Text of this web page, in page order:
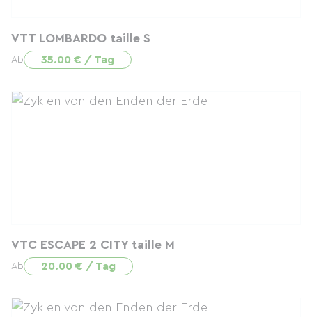
VTT LOMBARDO taille S
Ab 35.00 € / Tag
VTC ESCAPE 2 CITY taille M
Ab 20.00 € / Tag